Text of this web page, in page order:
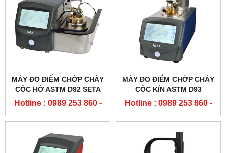
MÁY ĐO ĐIỂM CHỚP CHÁY
CỐC HỞ ASTM D92 SETA
Hotline : 0989 253 860 -
0904 84 02 08
MÁY ĐO ĐIỂM CHỚP CHÁY
CỐC KÍN ASTM D93
Hotline : 0989 253 860 -
0904 84 02 08